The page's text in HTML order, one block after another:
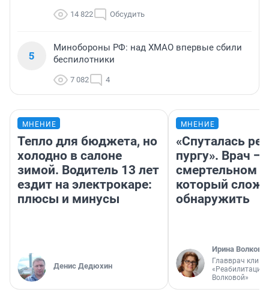
14 822 Обсудить
5
Минобороны РФ: над ХМАО впервые сбили
беспилотники
7 082 4
МНЕНИЕ
Тепло для бюджета, но
холодно в салоне
зимой. Водитель 13 лет
ездит на электрокаре:
плюсы и минусы
Денис Дедюхин
МНЕНИЕ
«Спуталась
пургу». Врач —
смертельном
который
обнаружить
Ирина Волкова
Главврач
«Реабилитация
Волковой»